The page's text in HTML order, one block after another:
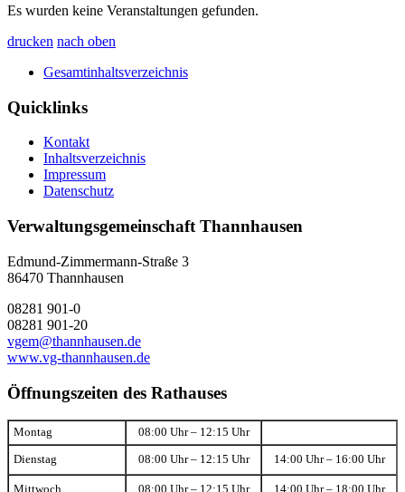
Es wurden keine Veranstaltungen gefunden.
drucken nach oben
Gesamtinhaltsverzeichnis
Quicklinks
Kontakt
Inhaltsverzeichnis
Impressum
Datenschutz
Verwaltungsgemeinschaft Thannhausen
Edmund-Zimmermann-Straße 3
86470 Thannhausen
08281 901-0
08281 901-20
vgem@thannhausen.de
www.vg-thannhausen.de
Öffnungszeiten des Rathauses
Montag 08:00 Uhr – 12:15 Uhr
Dienstag 08:00 Uhr – 12:15 Uhr 14:00 Uhr – 16:00 Uhr